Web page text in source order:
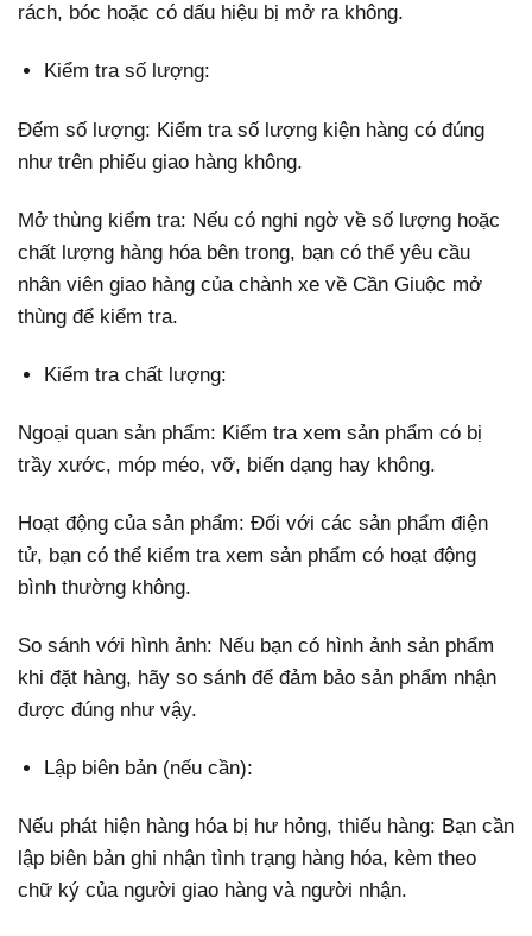
rách, bóc hoặc có dấu hiệu bị mở ra không.
Kiểm tra số lượng:
Đếm số lượng: Kiểm tra số lượng kiện hàng có đúng
như trên phiếu giao hàng không.
Mở thùng kiểm tra: Nếu có nghi ngờ về số lượng hoặc
chất lượng hàng hóa bên trong, bạn có thể yêu cầu
nhân viên giao hàng của chành xe về Cần Giuộc mở
thùng để kiểm tra.
Kiểm tra chất lượng:
Ngoại quan sản phẩm: Kiểm tra xem sản phẩm có bị
trầy xước, móp méo, vỡ, biến dạng hay không.
Hoạt động của sản phẩm: Đối với các sản phẩm điện
tử, bạn có thể kiểm tra xem sản phẩm có hoạt động
bình thường không.
So sánh với hình ảnh: Nếu bạn có hình ảnh sản phẩm
khi đặt hàng, hãy so sánh để đảm bảo sản phẩm nhận
được đúng như vậy.
Lập biên bản (nếu cần):
Nếu phát hiện hàng hóa bị hư hỏng, thiếu hàng: Bạn cần
lập biên bản ghi nhận tình trạng hàng hóa, kèm theo
chữ ký của người giao hàng và người nhận.